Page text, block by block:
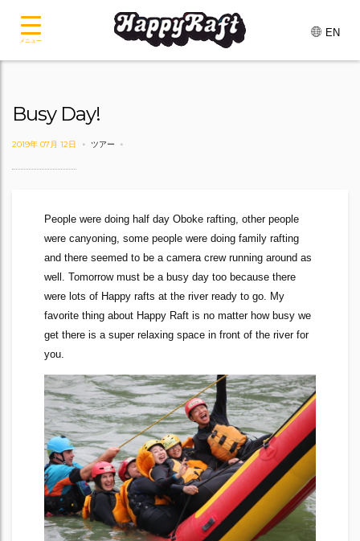
EN
Busy Day!
2019年 07月 12日 ツアー
People were doing half day Oboke rafting, other people
were canyoning, some people were doing family rafting
and there seemed to be a camera crew running around as
well. Tomorrow must be a busy day too because there
were lots of Happy rafts at the river ready to go. My
favorite thing about Happy Raft is no matter how busy we
get there is a super relaxing space in front of the river for
you.
メニュー